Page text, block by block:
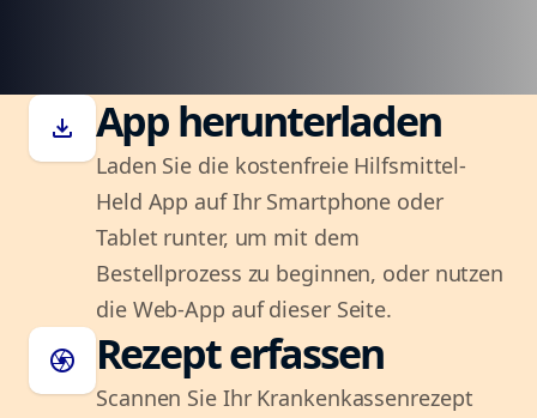
download App herunterladen
Laden Sie die kostenfreie Hilfsmittel-
Held App auf Ihr Smartphone oder
Tablet runter, um mit dem
Bestellprozess zu beginnen, oder nutzen
die Web-App auf dieser Seite.
camera Rezept erfassen
Scannen Sie Ihr Krankenkassenrezept